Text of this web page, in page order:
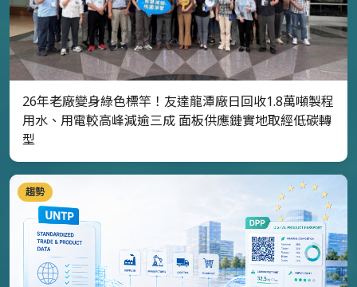
26年老廠變身綠色標竿！友達龍潭廠日回收1.8萬噸製程
用水、用電較高峰減逾三成 面板供應鏈實地取經低碳轉
型
趨勢